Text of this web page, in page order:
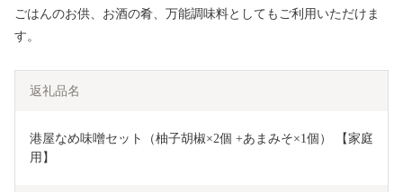
ごはんのお供、お酒の肴、万能調味料としてもご利用いただけま
す。
返礼品名
港屋なめ味噌セット（柚子胡椒×2個 +あまみそ×1個） 【家庭
用】